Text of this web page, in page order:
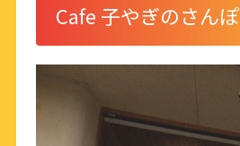
Cafe 子やぎのさんぽ